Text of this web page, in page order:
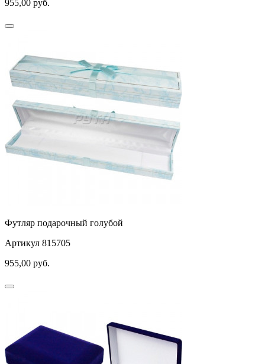
955,00 руб.
Футляр подарочный голубой
Артикул 815705
955,00 руб.